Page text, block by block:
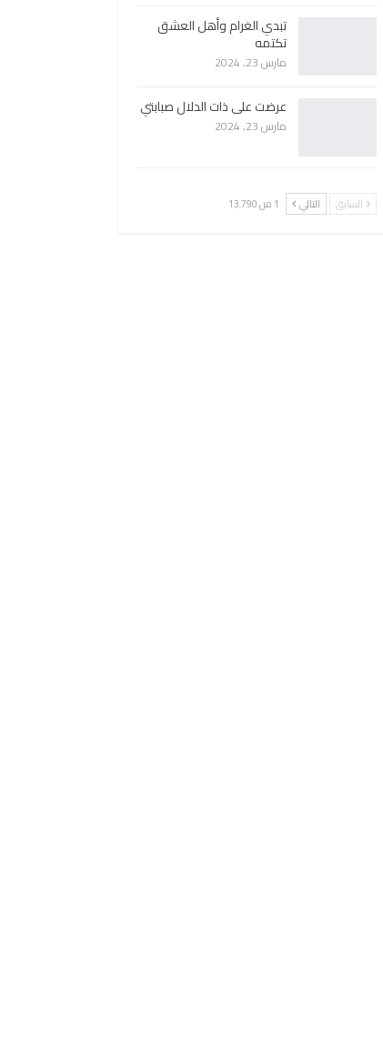
تبدي الغرام وأهل العشق
تكتمه
مارس 23, 2024
عرضت على ذات الدلال صبابتي
مارس 23, 2024
السابق التالي 1 من 13٬790